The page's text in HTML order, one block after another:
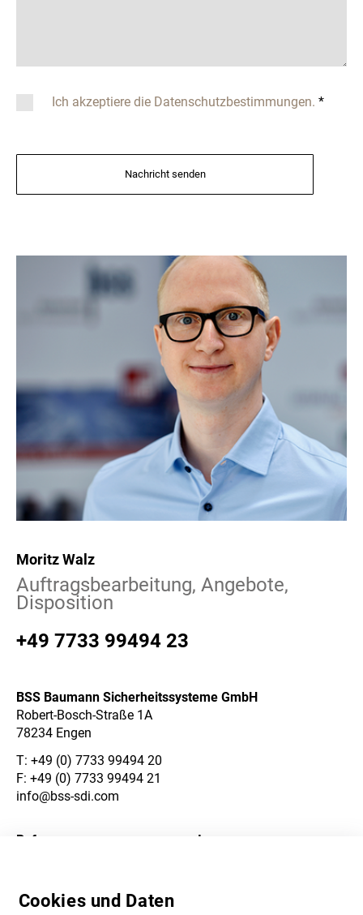
Cookies und Daten
Ich akzeptiere die Datenschutzbestimmungen. *
Nachricht senden
Moritz Walz
Auftragsbearbeitung, Angebote,
Disposition
+49 7733 99494 23
BSS Baumann Sicherheitssysteme GmbH
Robert-Bosch-Straße 1A
78234 Engen
T: +49 (0) 7733 99494 20
F: +49 (0) 7733 99494 21
info@bss-sdi.com
Referenzen
Karriere
Impressum